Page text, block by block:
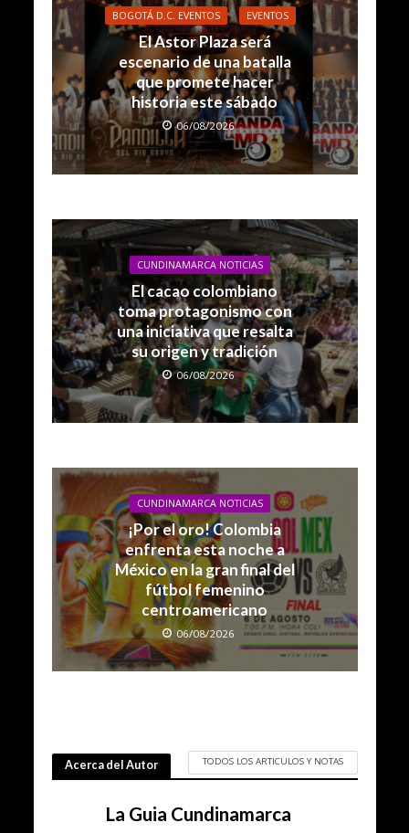
BOGOTÁ D.C. EVENTOS EVENTOS
El Astor Plaza será
escenario de una batalla
que promete hacer
historia este sábado
06/08/2026
CUNDINAMARCA NOTICIAS
El cacao colombiano
toma protagonismo con
una iniciativa que resalta
su origen y tradición
06/08/2026
CUNDINAMARCA NOTICIAS
¡Por el oro! Colombia
enfrenta esta noche a
México en la gran final del
fútbol femenino
centroamericano
06/08/2026
Acerca del Autor TODOS LOS ARTICULOS Y NOTAS
La Guia Cundinamarca